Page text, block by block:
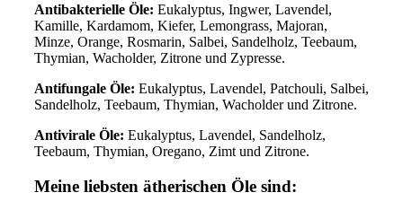
Antibakterielle Öle: Eukalyptus, Ingwer, Lavendel,
Kamille, Kardamom, Kiefer, Lemongrass, Majoran,
Minze, Orange, Rosmarin, Salbei, Sandelholz, Teebaum,
Thymian, Wacholder, Zitrone und Zypresse.
Antifungale Öle: Eukalyptus, Lavendel, Patchouli, Salbei,
Sandelholz, Teebaum, Thymian, Wacholder und Zitrone.
Antivirale Öle: Eukalyptus, Lavendel, Sandelholz,
Teebaum, Thymian, Oregano, Zimt und Zitrone.
Meine liebsten ätherischen Öle sind: